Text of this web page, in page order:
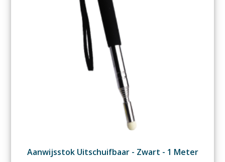
Aanwijsstok Uitschuifbaar - Zwart - 1 Meter